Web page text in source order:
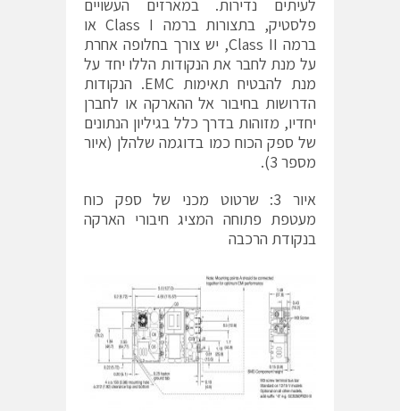
לעיתים נדירות. במארזים העשויים
פלסטיק, בתצורות ברמה Class I או
ברמה Class II, יש צורך בחלופה אחרת
על מנת לחבר את הנקודות הללו יחד על
מנת להבטיח תאימות EMC. הנקודות
הדרושות בחיבור אל ההארקה או לחברן
יחדיו, מזוהות בדרך כלל בגיליון הנתונים
של ספק הכוח כמו בדוגמה שלהלן (איור
מספר 3).
איור 3: שרטוט מכני של ספק כוח
מעטפת פתוחה המציג חיבורי הארקה
בנקודת הרכבה